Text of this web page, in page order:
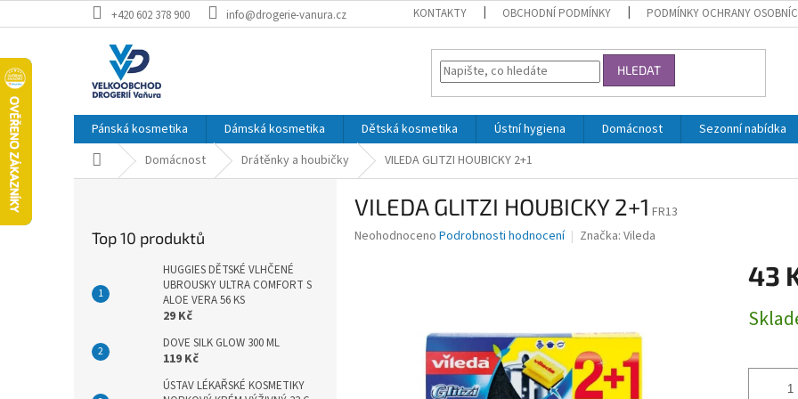
na
+420 602 378 900 info@drogerie-vanura.cz KONTAKTY OBCHODNÍ PODMÍNKY PODMÍNKY OCHRANY
HLEDAT
Pánská kosmetika Dámská kosmetika Dětská kosmetika Ústní hygiena Domácnost Sezonní nabídka
Domů Domácnost Drátěnky a houbičky VILEDA GLITZI HOUBICKY 2+1
Top 10 produktů
HUGGIES DĚTSKÉ VLHČENÉ
UBROUSKY ULTRA COMFORT S
ALOE VERA 56 KS
29 Kč
DOVE SILK GLOW 300 ML
119 Kč
ÚSTAV LÉKAŘSKÉ KOSMETIKY
VILEDA GLITZI HOUBICKY 2+1 FR13
Průměrné
Neohodnoceno Podrobnosti hodnocení Značka: Vileda
43
cena: